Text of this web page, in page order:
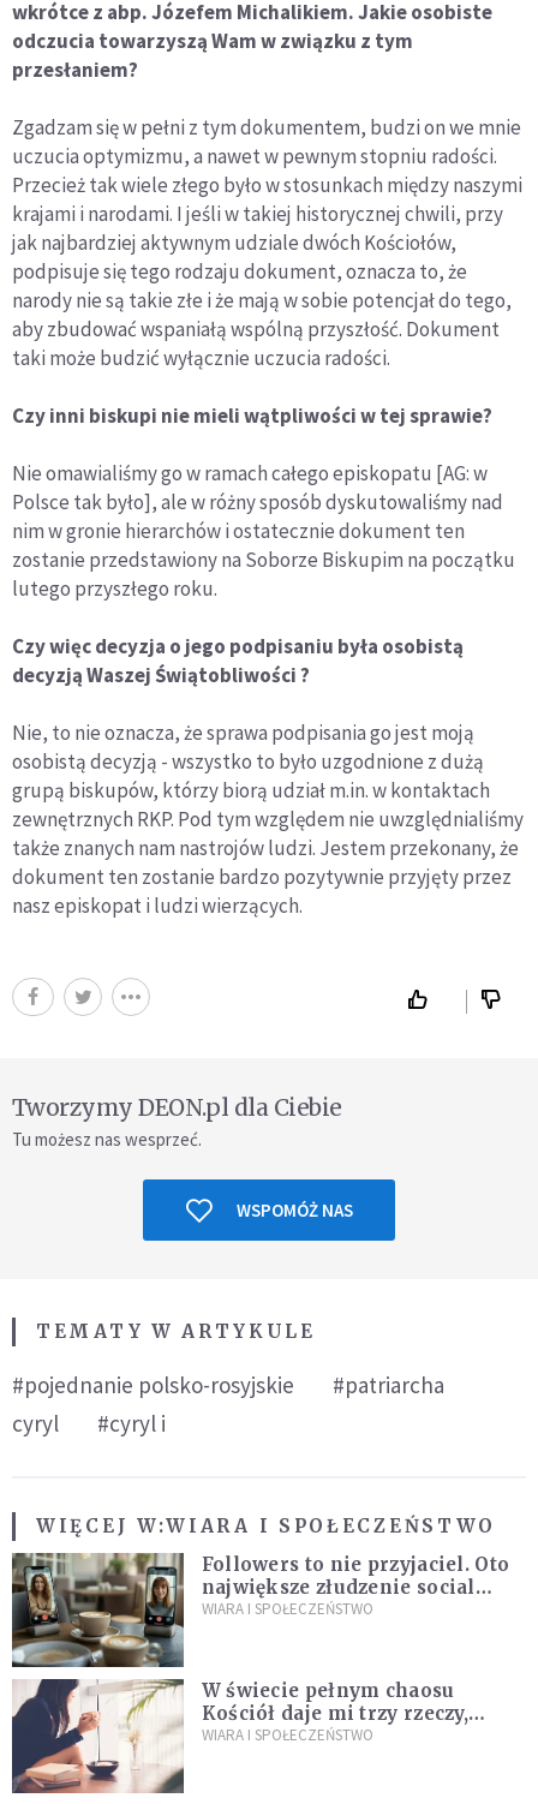
wkrótce z abp. Józefem Michalikiem. Jakie osobiste
odczucia towarzyszą Wam w związku z tym
przesłaniem?
Zgadzam się w pełni z tym dokumentem, budzi on we mnie
uczucia optymizmu, a nawet w pewnym stopniu radości.
Przecież tak wiele złego było w stosunkach między naszymi
krajami i narodami. I jeśli w takiej historycznej chwili, przy
jak najbardziej aktywnym udziale dwóch Kościołów,
podpisuje się tego rodzaju dokument, oznacza to, że
narody nie są takie złe i że mają w sobie potencjał do tego,
aby zbudować wspaniałą wspólną przyszłość. Dokument
taki może budzić wyłącznie uczucia radości.
Czy inni biskupi nie mieli wątpliwości w tej sprawie?
Nie omawialiśmy go w ramach całego episkopatu [AG: w
Polsce tak było], ale w różny sposób dyskutowaliśmy nad
nim w gronie hierarchów i ostatecznie dokument ten
zostanie przedstawiony na Soborze Biskupim na początku
lutego przyszłego roku.
Czy więc decyzja o jego podpisaniu była osobistą
decyzją Waszej Świątobliwości ?
Nie, to nie oznacza, że sprawa podpisania go jest moją
osobistą decyzją - wszystko to było uzgodnione z dużą
grupą biskupów, którzy biorą udział m.in. w kontaktach
zewnętrznych RKP. Pod tym względem nie uwzględnialiśmy
także znanych nam nastrojów ludzi. Jestem przekonany, że
dokument ten zostanie bardzo pozytywnie przyjęty przez
nasz episkopat i ludzi wierzących.
Tworzymy DEON.pl dla Ciebie
Tu możesz nas wesprzeć.
WSPOMÓŻ NAS
TEMATY W ARTYKULE
#pojednanie polsko-rosyjskie
#patriarcha
cyryl
#cyryl i
WIĘCEJ W:WIARA I SPOŁECZEŃSTWO
Followers to nie przyjaciel. Oto
największe złudzenie social
mediów
WIARA I SPOŁECZEŃSTWO
W świecie pełnym chaosu
Kościół daje mi trzy rzeczy,
których wszystkim dziś bardzo
WIARA I SPOŁECZEŃSTWO